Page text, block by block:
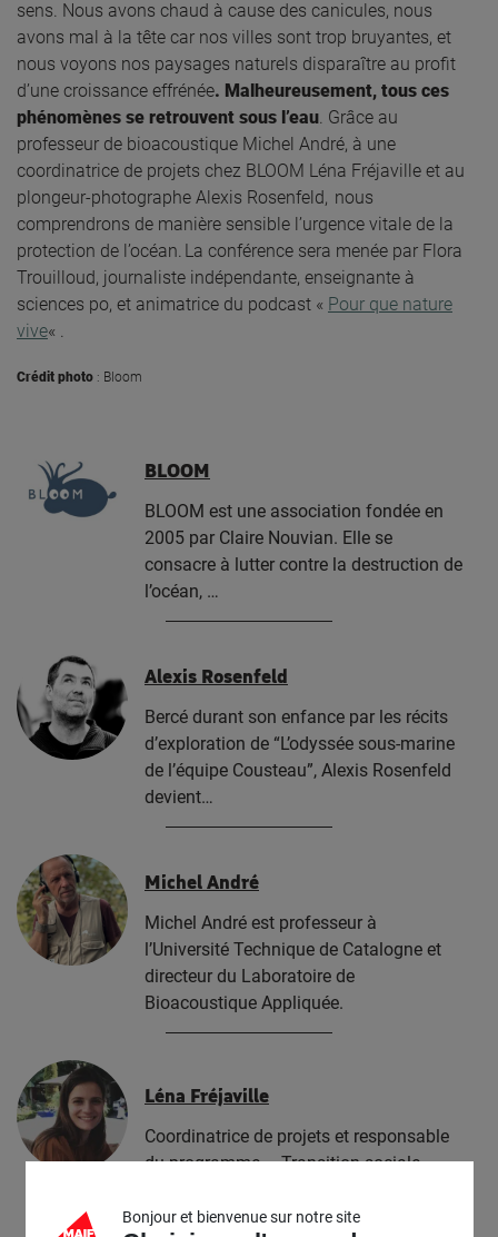
sens. Nous avons chaud à cause des canicules, nous
avons mal à la tête car nos villes sont trop bruyantes, et
nous voyons nos paysages naturels disparaître au profit
d’une croissance effrénée. Malheureusement, tous ces
phénomènes se retrouvent sous l’eau. Grâce au
professeur de bioacoustique Michel André, à une
coordinatrice de projets chez BLOOM Léna Fréjaville et au
plongeur-photographe Alexis Rosenfeld, nous
comprendrons de manière sensible l’urgence vitale de la
protection de l’océan. La conférence sera menée par Flora
Trouilloud, journaliste indépendante, enseignante à
sciences po, et animatrice du podcast « Pour que nature
vive« .
Crédit photo : Bloom
BLOOM
BLOOM est une association fondée en
2005 par Claire Nouvian. Elle se
consacre à lutter contre la destruction de
l’océan, …
Alexis Rosenfeld
Bercé durant son enfance par les récits
d’exploration de “L’odyssée sous-marine
de l’équipe Cousteau”, Alexis Rosenfeld
devient…
Michel André
Michel André est professeur à
l’Université Technique de Catalogne et
directeur du Laboratoire de
Bioacoustique Appliquée.
Léna Fréjaville
Coordinatrice de projets et responsable
du programme – Transition sociale
Bonjour et bienvenue sur notre site